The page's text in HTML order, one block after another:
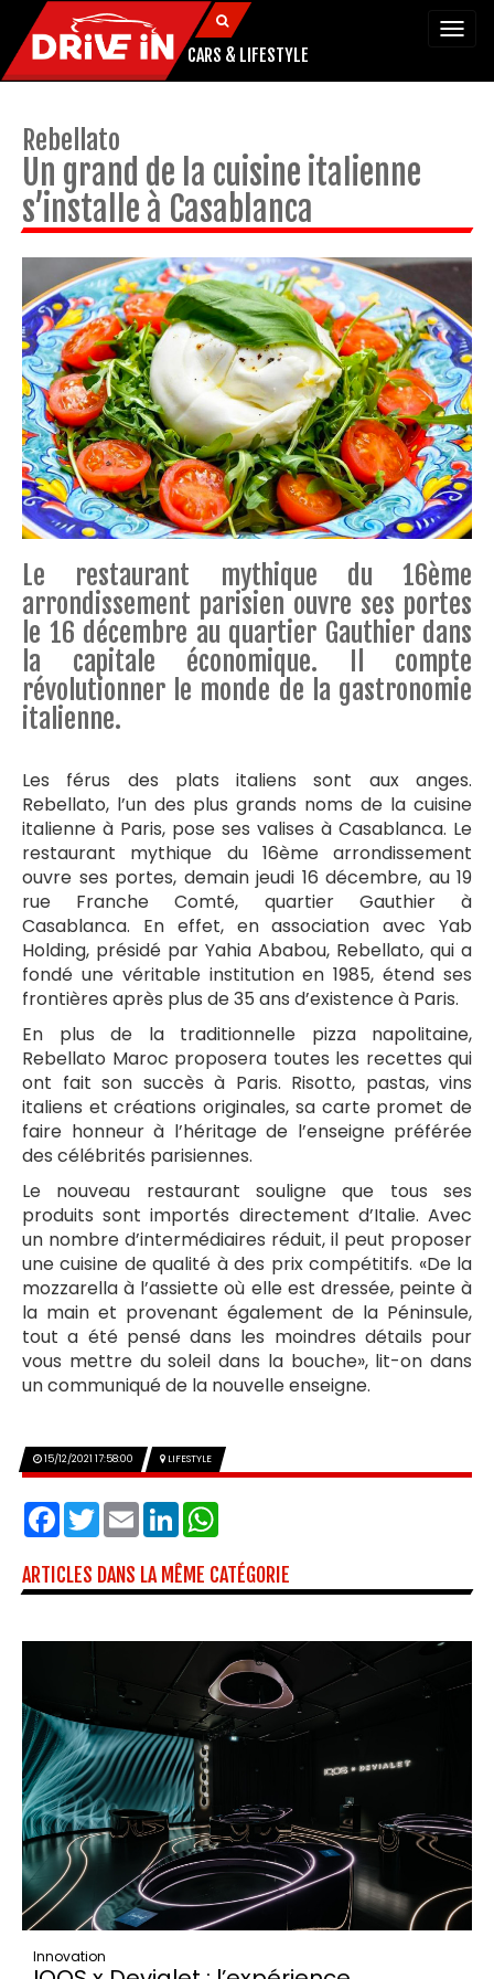
CARS & LIFESTYLE
Rebellato
Un grand de la cuisine italienne
s’installe à Casablanca
Le restaurant mythique du 16ème
arrondissement parisien ouvre ses portes
le 16 décembre au quartier Gauthier dans
la capitale économique. Il compte
révolutionner le monde de la gastronomie
italienne.
Les férus des plats italiens sont aux anges.
Rebellato, l’un des plus grands noms de la cuisine
italienne à Paris, pose ses valises à Casablanca. Le
restaurant mythique du 16ème arrondissement
ouvre ses portes, demain jeudi 16 décembre, au 19
rue Franche Comté, quartier Gauthier à
Casablanca. En effet, en association avec Yab
Holding, présidé par Yahia Ababou, Rebellato, qui a
fondé une véritable institution en 1985, étend ses
frontières après plus de 35 ans d’existence à Paris.
En plus de la traditionnelle pizza napolitaine,
Rebellato Maroc proposera toutes les recettes qui
ont fait son succès à Paris. Risotto, pastas, vins
italiens et créations originales, sa carte promet de
faire honneur à l’héritage de l’enseigne préférée
des célébrités parisiennes.
Le nouveau restaurant souligne que tous ses
produits sont importés directement d’Italie. Avec
un nombre d’intermédiaires réduit, il peut proposer
une cuisine de qualité à des prix compétitifs. «De la
mozzarella à l’assiette où elle est dressée, peinte à
la main et provenant également de la Péninsule,
tout a été pensé dans les moindres détails pour
vous mettre du soleil dans la bouche», lit-on dans
un communiqué de la nouvelle enseigne.
15/12/2021 17:58:00 LIFESTYLE
Facebook
TwitterEmailLinkedIn
ARTICLES DANS LA MÊME CATÉGORIE
Innovation